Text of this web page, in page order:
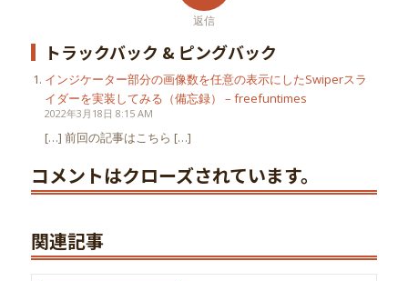
返信
トラックバック & ピングバック
インジケーター部分の画像数を任意の表示にしたSwiperスラ
イダーを実装してみる（備忘録） – freefuntimes
2022年3月18日 8:15 AM
[…] 前回の記事はこちら […]
コメントはクローズされています。
関連記事